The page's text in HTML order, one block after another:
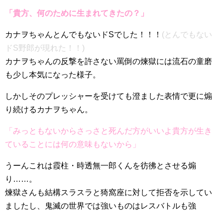
「貴方、何のために生まれてきたの？」
カナヲちゃんとんでもないドSでした！！！ (とんでもない
ドS野郎が現れた！！)
カナヲちゃんの反撃を許さない罵倒の煉獄には流石の童磨
も少し本気になった様子。
しかしそのプレッシャーを受けても澄ました表情で更に煽
り続けるカナヲちゃん。
「みっともないからさっさと死んだ方がいいよ貴方が生き
ていることには何の意味もないから」
うーんこれは霞柱・時透無一郎くんを彷彿とさせる煽
り……。
煉獄さんも結構スラスラと猗窩座に対して拒否を示してい
ましたし、鬼滅の世界では強いものはレスバトルも強